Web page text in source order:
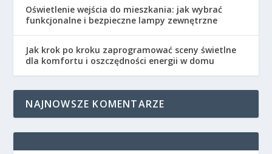
Oświetlenie wejścia do mieszkania: jak wybrać
funkcjonalne i bezpieczne lampy zewnętrzne
Jak krok po kroku zaprogramować sceny świetlne
dla komfortu i oszczędności energii w domu
NAJNOWSZE KOMENTARZE